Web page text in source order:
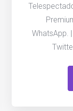
WhatsApp.